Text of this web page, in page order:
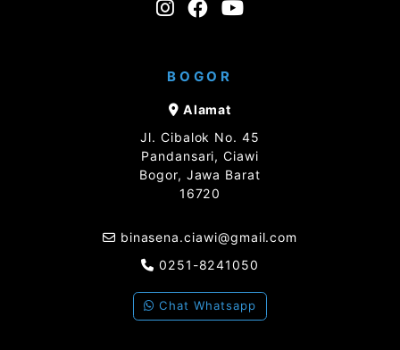
BOGOR
Alamat
Jl. Cibalok No. 45
Pandansari, Ciawi
Bogor, Jawa Barat
16720
binasena.ciawi@gmail.com
0251-8241050
Chat Whatsapp